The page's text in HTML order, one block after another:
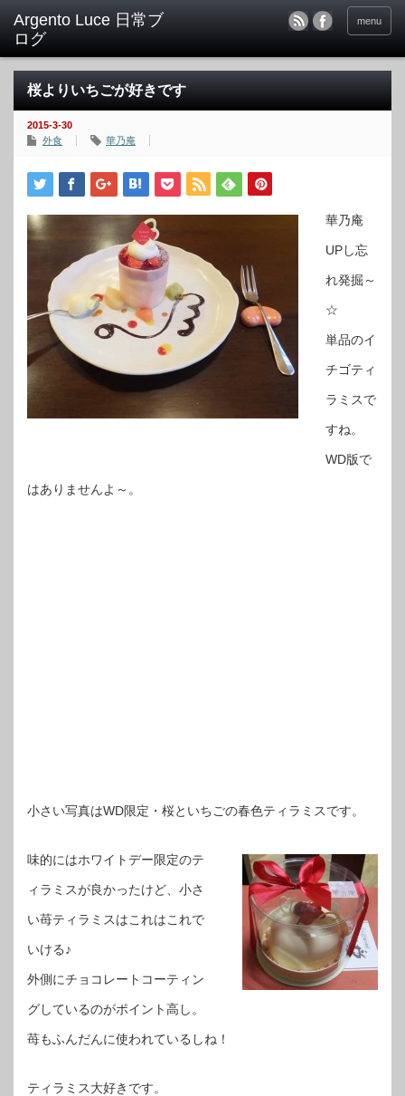
menu
桜よりいちごが好きです
2015-3-30
外食
華乃庵
華乃庵
UPし忘
れ発掘～
☆
単品のイ
チゴティ
ラミスで
すね。
WD版で
はありませんよ～。
小さい写真はWD限定・桜といちごの春色ティラミスです。
味的にはホワイトデー限定のテ
ィラミスが良かったけど、小さ
い苺ティラミスはこれはこれで
いける♪
外側にチョコレートコーティン
グしているのがポイント高し。
苺もふんだんに使われているしね！
ティラミス大好きです。